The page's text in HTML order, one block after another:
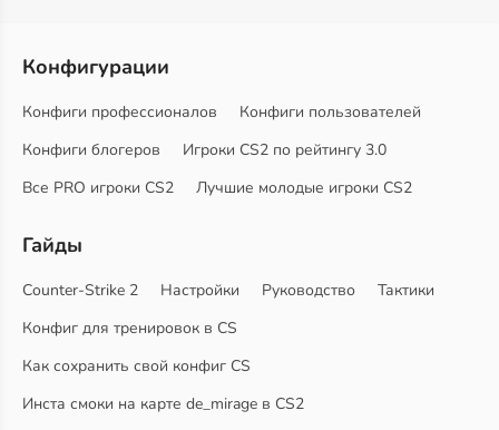
Конфигурации
Конфиги профессионалов
Конфиги пользователей
Конфиги блогеров
Игроки CS2 по рейтингу 3.0
Все PRO игроки CS2
Лучшие молодые игроки CS2
Гайды
Counter-Strike 2 Настройки Руководство
Тактики
Конфиг для тренировок в CS
Как сохранить свой конфиг CS
Инста смоки на карте de_mirage в CS2